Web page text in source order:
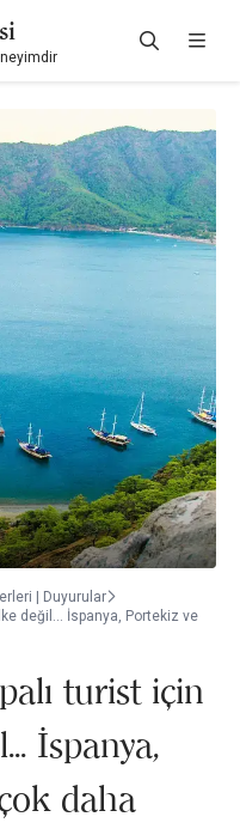
| Duyurular
değil... İspanya, Portekiz ve
turist için
İspanya,
daha